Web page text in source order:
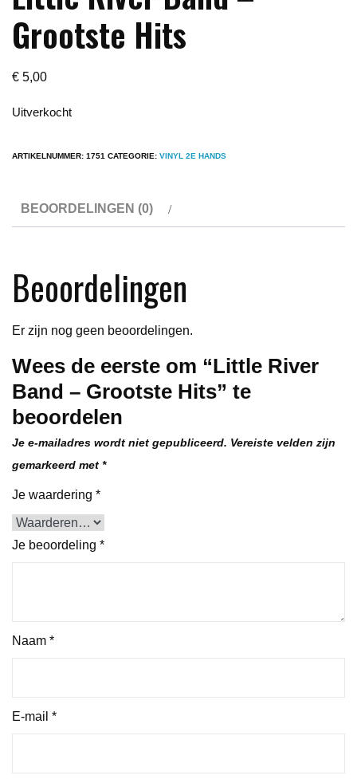
Grootste Hits
€ 5,00
Uitverkocht
ARTIKELNUMMER: 1751 CATEGORIE: VINYL 2E HANDS
BEOORDELINGEN (0)
Beoordelingen
Er zijn nog geen beoordelingen.
Wees de eerste om “Little River
Band – Grootste Hits” te
beoordelen
Je e-mailadres wordt niet gepubliceerd. Vereiste velden zijn
gemarkeerd met *
Je waardering *
Je beoordeling *
Naam *
E-mail *